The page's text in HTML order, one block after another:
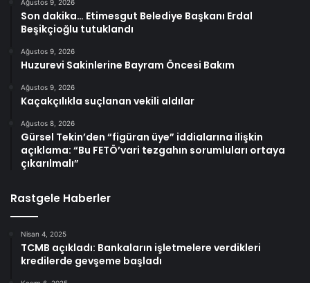
Ağustos 9, 2026
Son dakika… Etimesgut Belediye Başkanı Erdal
Beşikçioğlu tutuklandı
Ağustos 9, 2026
Huzurevi Sakinlerine Bayram Öncesi Bakım
Ağustos 9, 2026
Kaçakçılıkla suçlanan vekili aldılar
Ağustos 8, 2026
Gürsel Tekin’den “figüran üye” iddialarına ilişkin
açıklama: “Bu FETÖ’vari tezgahın sorumluları ortaya
çıkarılmalı”
Rastgele Haberler
Nisan 4, 2025
TCMB açıkladı: Bankaların işletmelere verdikleri
kredilerde gevşeme başladı